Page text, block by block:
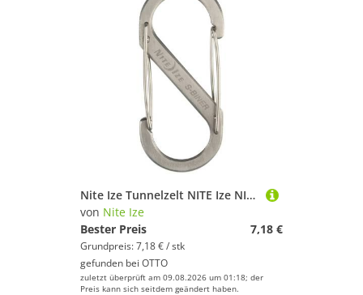
Nite Ize Tunnelzelt NITE Ize NI-SB5-03-11 Karabiner S-Biner Gr. 5 111 mm x 49 mm 1 St.
von Nite Ize
Bester Preis
7,18 €
Grundpreis: 7,18 € / stk
gefunden bei OTTO
zuletzt überprüft am 09.08.2026 um 01:18; der
Preis kann sich seitdem geändert haben.